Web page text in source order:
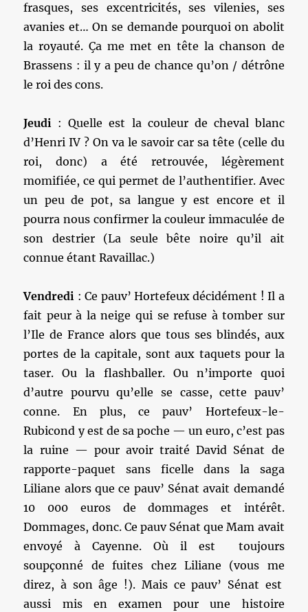
frasques, ses excentricités, ses vilenies, ses
avanies et… On se demande pourquoi on abolit
la royauté. Ça me met en tête la chanson de
Brassens : il y a peu de chance qu’on / détrône
le roi des cons.
Jeudi : Quelle est la couleur de cheval blanc
d’Henri IV ? On va le savoir car sa tête (celle du
roi, donc) a été retrouvée, légèrement
momifiée, ce qui permet de l’authentifier. Avec
un peu de pot, sa langue y est encore et il
pourra nous confirmer la couleur immaculée de
son destrier (La seule bête noire qu’il ait
connue étant Ravaillac.)
Vendredi : Ce pauv’ Hortefeux décidément ! Il a
fait peur à la neige qui se refuse à tomber sur
l’Ile de France alors que tous ses blindés, aux
portes de la capitale, sont aux taquets pour la
taser. Ou la flashballer. Ou n’importe quoi
d’autre pourvu qu’elle se casse, cette pauv’
conne. En plus, ce pauv’ Hortefeux-le-
Rubicond y est de sa poche — un euro, c’est pas
la ruine — pour avoir traité David Sénat de
rapporte-paquet sans ficelle dans la saga
Liliane alors que ce pauv’ Sénat avait demandé
10 000 euros de dommages et intérêt.
Dommages, donc. Ce pauv Sénat que Mam avait
envoyé à Cayenne. Où il est toujours
soupçonné de fuites chez Liliane (vous me
direz, à son âge !). Mais ce pauv’ Sénat est
aussi mis en examen pour une histoire